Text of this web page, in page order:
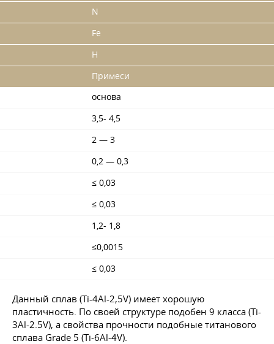
N
Fe
H
Примеси
основа
3,5- 4,5
2 — 3
0,2 — 0,3
≤ 0,03
≤ 0,03
1,2- 1,8
≤0,0015
≤ 0,03
Данный сплав (Ti-4Al-2,5V) имеет хорошую
пластичность. По своей структуре подобен 9 класса (Ti-
3Al-2.5V), а свойства прочности подобные титанового
сплава Grade 5 (Ті-6Al-4V).